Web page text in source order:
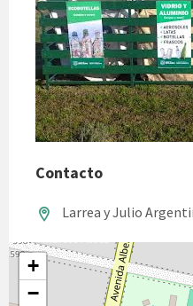
Contacto
Larrea y Julio
+
−